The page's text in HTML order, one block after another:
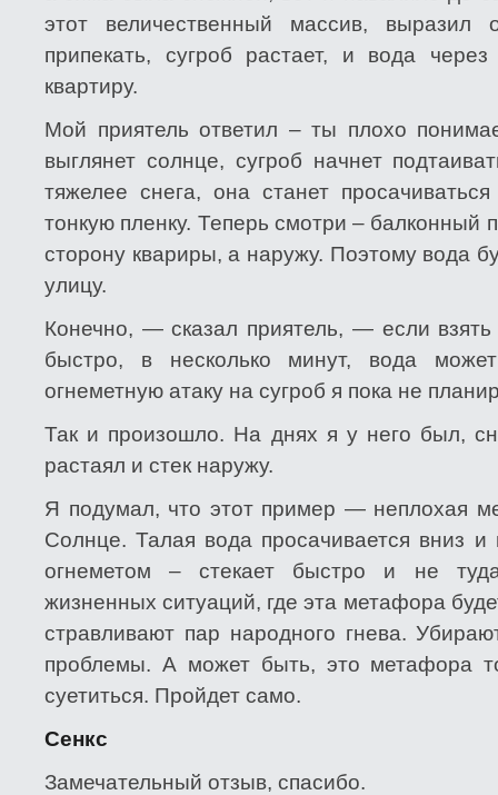
этот величественный массив,
припекать, сугроб растает, и вода
квартиру.
Мой приятель ответил – ты плохо
выглянет солнце, сугроб начнет
тяжелее снега, она станет
тонкую пленку. Теперь смотри – балконный
сторону квариры, а наружу. Поэтому вода
улицу.
Конечно, — сказал приятель, — если взять
быстро, в несколько минут, вода
огнеметную атаку на сугроб я пока не
Так и произошло. На днях я у него был,
растаял и стек наружу.
Я подумал, что этот пример — неплохая
Солнце. Талая вода просачивается вниз
огнеметом – стекает быстро и не
жизненных ситуаций, где эта метафора
стравливают пар народного гнева.
проблемы. А может быть, это метафора
суетиться. Пройдет само.
Сенкс
Замечательный отзыв, спасибо.